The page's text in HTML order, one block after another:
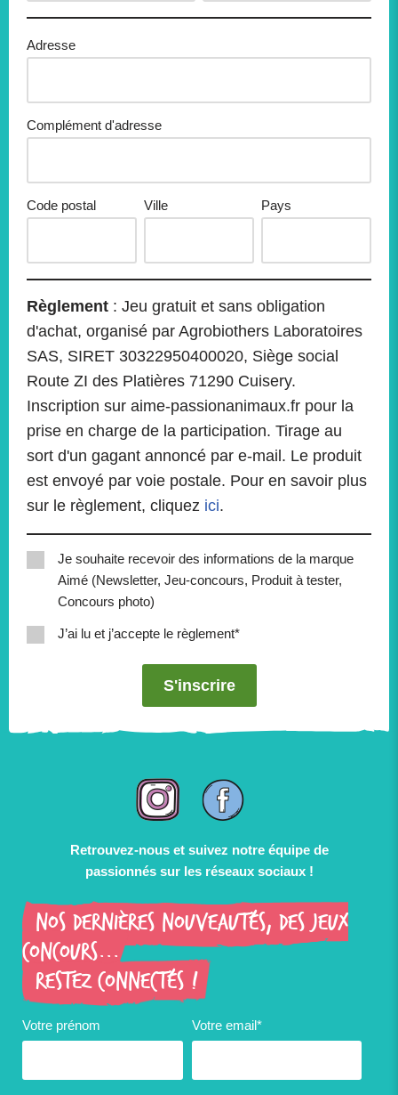
Adresse
Complément d'adresse
Code postal Ville Pays
Règlement : Jeu gratuit et sans obligation
d'achat, organisé par Agrobiothers Laboratoires
SAS, SIRET 30322950400020, Siège social
Route ZI des Platières 71290 Cuisery.
Inscription sur aime-passionanimaux.fr pour la
prise en charge de la participation. Tirage au
sort d'un gagant annoncé par e-mail. Le produit
est envoyé par voie postale. Pour en savoir plus
sur le règlement, cliquez ici.
Je souhaite recevoir des informations de la marque
Aimé (Newsletter, Jeu-concours, Produit à tester,
Concours photo)
J’ai lu et j’accepte le règlement*
Retrouvez-nous et suivez notre équipe de
passionnés sur les réseaux sociaux !
Nos dernières nouveautés, des jeux
concours...
Restez connectés !
Votre prénom Votre email*